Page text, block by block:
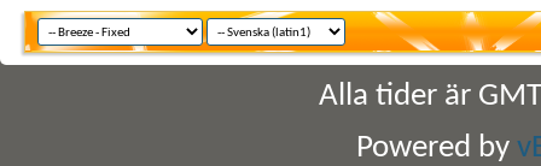
Alla tider är
Powered by